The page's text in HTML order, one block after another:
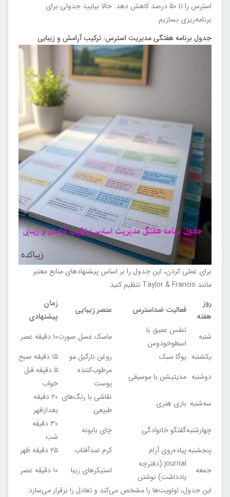
استرس را تا ۵۰ درصد کاهش دهد. حالا بیایید جدولی برای
برنامه‌ریزی بسازیم.
جدول برنامه هفتگی مدیریت استرس: ترکیب آرامش و زیبایی
برای عملی کردن، این جدول را بر اساس پیشنهادهای منابع معتبر
مانند Taylor & Francis تنظیم کنید.
روز
هفته
فعالیت ضداسترس عنصر زیبایی
زمان
پیشنهادی
شنبه
تنفس عمیق با
اسطوخودوس
ماسک عسل صورت۱۰ دقیقه عصر
یکشنبه یوگا سبک روغن نارگیل مو
۱۵ دقیقه صبح
دوشنبه مدیتیشن با موسیقی
مرطوب‌کننده
پوست
۵ دقیقه قبل
خواب
سه‌شنبه بازی هنری
نقاشی با رنگ‌های
طبیعی
۲۰ دقیقه
بعدازظهر
چهارشنبهگفتگو خانوادگی چای بابونه
۳۰ دقیقه
شب
پنجشنبهپیاده‌روی آرام کرم ضدآفتاب
۲۵ دقیقه ظهر
جمعه
journal (دفترچه
یادداشت) نوشتن
استیکرهای زیبا
۱۰ دقیقه عصر
این جدول، اولویت‌ها را مشخص می‌کند و تعادل را برقرار می‌سازد.